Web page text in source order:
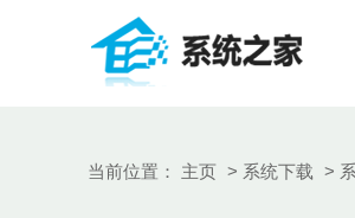
当前位置： 主页 > 系统下载 >